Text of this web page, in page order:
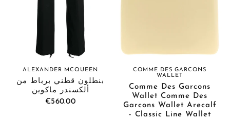
COMME DES GARCONS
WALLET
Comme Des Garcons
Wallet Comme Des
Garcons Wallet Arecalf
- Classic Line Wallet
ALEXANDER MCQUEEN
بنطلون قطني برباط من
ألكسندر ماكوين
€560.00